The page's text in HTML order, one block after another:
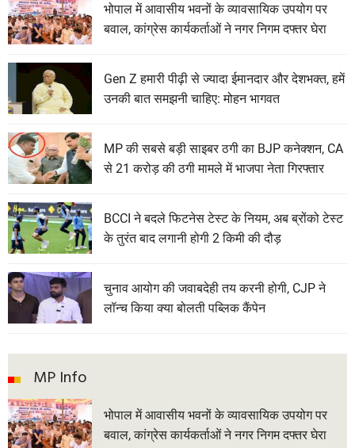
भोपाल में आवासीय भवनों के व्यावसायिक उपयोग पर
बवाल, कांग्रेस कार्यकर्ताओं ने नगर निगम दफ्तर घेरा
Gen Z हमारी पीढ़ी से ज्यादा ईमानदार और देशभक्त, हमें
उनकी बात समझनी चाहिए: मोहन भागवत
MP की सबसे बड़ी साइबर ठगी का BJP कनेक्शन, CA
से 21 करोड़ की ठगी मामले में भाजपा नेता गिरफ्तार
BCCI ने बदले फिटनेस टेस्ट के नियम, अब ब्रोंको टेस्ट
के तुरंत बाद लगानी होगी 2 किमी की दौड़
चुनाव आयोग की जवाबदेही तय करनी होगी, CJP ने
लॉन्च किया क्या बोलती पब्लिक कैंपेन
MP Info
भोपाल में आवासीय भवनों के व्यावसायिक उपयोग पर
बवाल, कांग्रेस कार्यकर्ताओं ने नगर निगम दफ्तर घेरा